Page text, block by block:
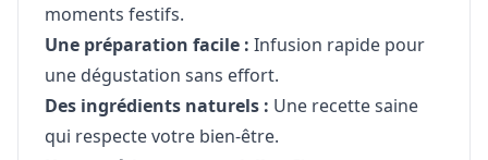
moments festifs.
Une préparation facile : Infusion rapide pour
une dégustation sans effort.
Des ingrédients naturels : Une recette saine
qui respecte votre bien-être.